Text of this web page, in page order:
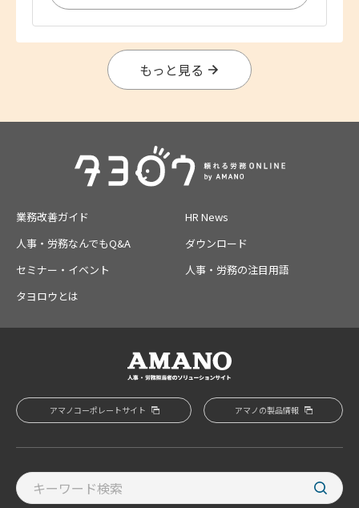
もっと見る
業務改善ガイド
HR News
人事・労務なんでもQ&A
ダウンロード
セミナー・イベント
人事・労務の注目用語
タヨロウとは
アマノコーポレートサイト アマノの製品情報